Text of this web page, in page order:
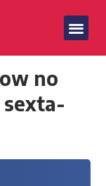
no
sexta-